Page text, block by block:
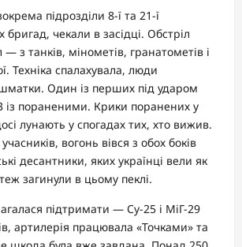
підрозділи 8-ї та 21-ї
бригад, чекали в засідці. Обстріл
— з танків, мінометів, гранатометів і
Техніка спалахувала, люди
Один із перших під ударом
із пораненими. Крики поранених у
лунають у спогадах тих, хто вижив.
вогонь вівся з обох боків
десантники, яких українці вели як
загинули в цьому пеклі.
підтримати — Су-25 і МіГ-29
артилерія працювала «Точками» та